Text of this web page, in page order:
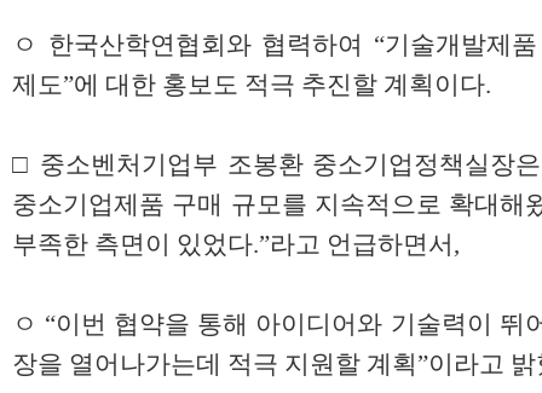
ㅇ 한국산학연협회와 협력하여 “기술개발제
제도”에 대한 홍보도 적극 추진할 계획이다.
□ 중소벤처기업부 조봉환 중소기업정책실장
중소기업제품 구매 규모를 지속적으로 확대해
부족한 측면이 있었다.”라고 언급하면서,
ㅇ “이번 협약을 통해 아이디어와 기술력이 뛰
장을 열어나가는데 적극 지원할 계획”이라고 밝